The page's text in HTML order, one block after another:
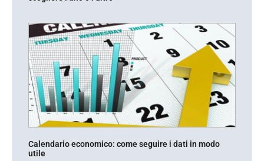
Calendario economico: come seguire i dati in modo
utile